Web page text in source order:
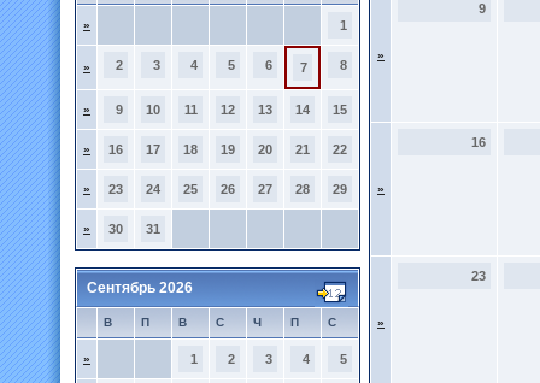
» 1
» 2 3 4 5 6 7 8
» 9 10 11 12 13 14 15
» 16 17 18 19 20 21 22
» 23 24 25 26 27 28 29
» 30 31
Сентябрь 2026
В П В С Ч П С
» 1 2 3 4 5
»
9
»
16
»
23